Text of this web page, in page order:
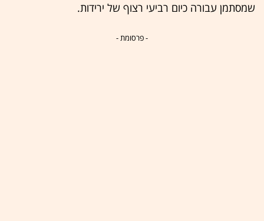
שמסתמן עבורה כיום רביעי רצוף של ירידות.
- פרסומת -